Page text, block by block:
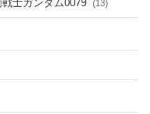
士ガンダム0079 (13)